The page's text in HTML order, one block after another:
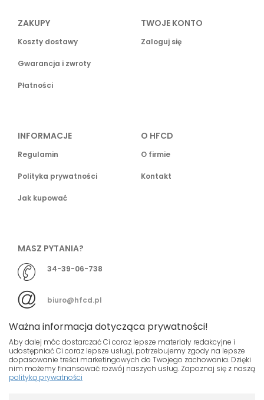
ZAKUPY
Koszty dostawy
Gwarancja i zwroty
Płatności
TWOJE KONTO
Zaloguj się
INFORMACJE
Regulamin
Polityka prywatności
Jak kupować
O HFCD
O firmie
Kontakt
MASZ PYTANIA?
34-39-06-738
biuro@hfcd.pl
© HFCD - HF Centrum Dystrybucyjne- Wszelkie prawa
Ważna informacja dotycząca prywatności!
Aby dalej móc dostarczać Ci coraz lepsze materiały redakcyjne i
udostępniać Ci coraz lepsze usługi, potrzebujemy zgody na lepsze
dopasowanie treści marketingowych do Twojego zachowania. Dzięki
nim możemy finansować rozwój naszych usług. Zapoznaj się z naszą
polityką prywatności